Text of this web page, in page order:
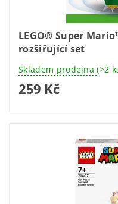
LEGO® Super
rozšiřující set
Skladem prodejna(>2
259 Kč